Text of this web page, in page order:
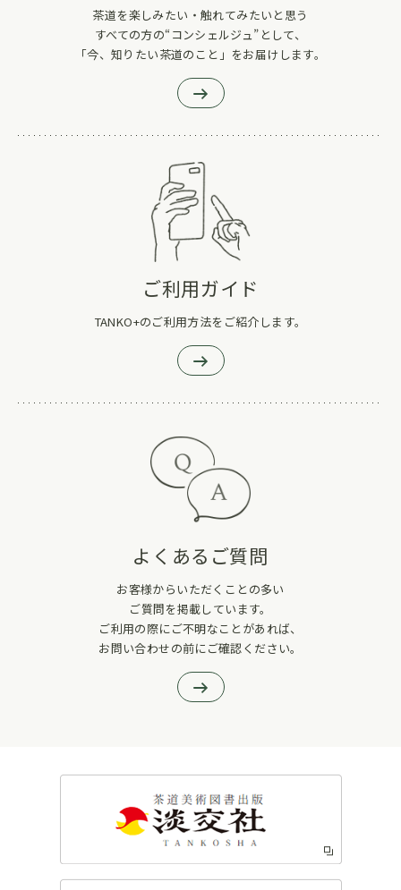
茶道を楽しみたい・触れてみたいと思う
すべての方の“コンシェルジュ”として、
「今、知りたい茶道のこと」をお届けします。
ご利用ガイド
TANKO+のご利用方法をご紹介します。
よくあるご質問
お客様からいただくことの多い
ご質問を掲載しています。
ご利用の際にご不明なことがあれば、
お問い合わせの前にご確認ください。